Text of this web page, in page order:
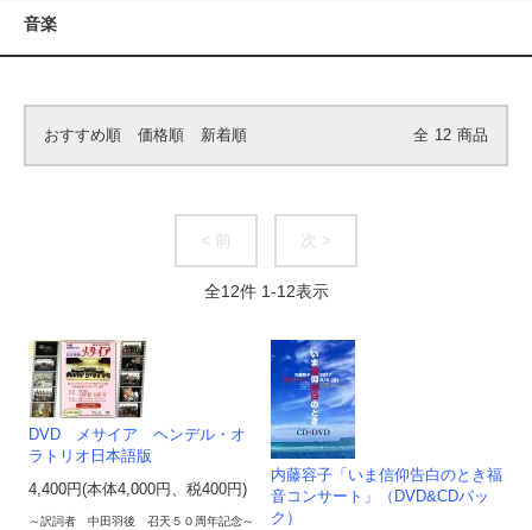
音楽
おすすめ順 価格順 新着順 全 12 商品
< 前 次 >
全12件 1-12表示
DVD メサイア ヘンデル・オ
ラトリオ日本語版
4,400円(本体4,000円、税400円)
～訳詞者 中田羽後 召天５０周年記念～
内藤容子「いま信仰告白のとき福
音コンサート」（DVD&CDパッ
ク）